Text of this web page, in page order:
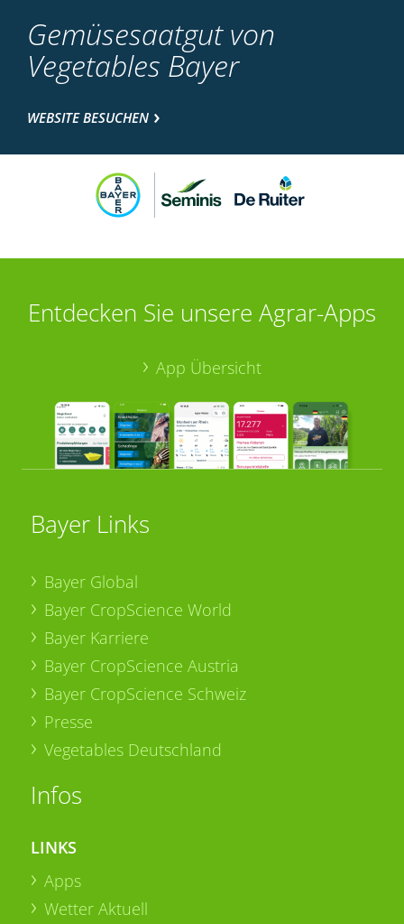
Gemüsesaatgut von
Vegetables Bayer
WEBSITE BESUCHEN
Entdecken Sie unsere Agrar-Apps
App Übersicht
Bayer Links
Bayer Global
Bayer CropScience World
Bayer Karriere
Bayer CropScience Austria
Bayer CropScience Schweiz
Presse
Vegetables Deutschland
Infos
LINKS
Apps
Wetter Aktuell